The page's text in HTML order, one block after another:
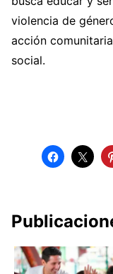
violencia de
acción
social.